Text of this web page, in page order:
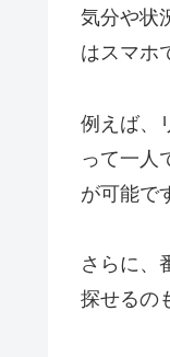
気分や状
はスマホ
例えば、
って一人
が可能で
さらに、
探せるの